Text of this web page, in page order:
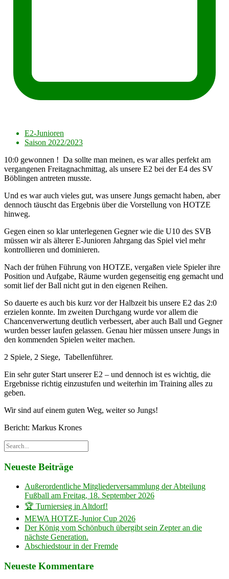
E2-Junioren
Saison 2022/2023
10:0 gewonnen ! Da sollte man meinen, es war alles perfekt am
vergangenen Freitagnachmittag, als unsere E2 bei der E4 des SV
Böblingen antreten musste.
Und es war auch vieles gut, was unsere Jungs gemacht haben, aber
dennoch täuscht das Ergebnis über die Vorstellung von HOTZE
hinweg.
Gegen einen so klar unterlegenen Gegner wie die U10 des SVB
müssen wir als älterer E-Junioren Jahrgang das Spiel viel mehr
kontrollieren und dominieren.
Nach der frühen Führung von HOTZE, vergaßen viele Spieler ihre
Position und Aufgabe, Räume wurden gegenseitig eng gemacht und
somit lief der Ball nicht gut in den eigenen Reihen.
So dauerte es auch bis kurz vor der Halbzeit bis unsere E2 das 2:0
erzielen konnte. Im zweiten Durchgang wurde vor allem die
Chancenverwertung deutlich verbessert, aber auch Ball und Gegner
wurden besser laufen gelassen. Genau hier müssen unsere Jungs in
den kommenden Spielen weiter machen.
2 Spiele, 2 Siege, Tabellenführer.
Ein sehr guter Start unserer E2 – und dennoch ist es wichtig, die
Ergebnisse richtig einzustufen und weiterhin im Training alles zu
geben.
Wir sind auf einem guten Weg, weiter so Jungs!
Bericht: Markus Krones
Neueste Beiträge
Außerordentliche Mitgliederversammlung der Abteilung
Fußball am Freitag, 18. September 2026
🏆 Turniersieg in Altdorf!
MEWA HOTZE-Junior Cup 2026
Der König vom Schönbuch übergibt sein Zepter an die
nächste Generation.
Abschiedstour in der Fremde
Neueste Kommentare